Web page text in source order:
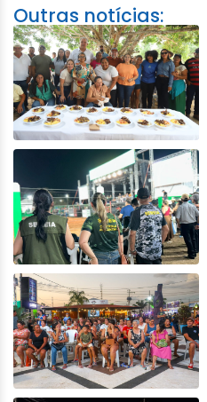
Outras notícias: